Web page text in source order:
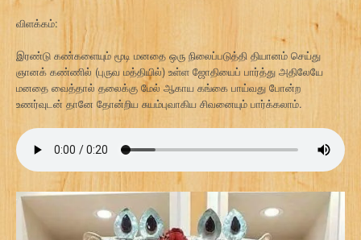
விளக்கம்:
இரண்டு கண்களையும் மூடி மனதை ஒரு நிலைப்படுத்தி தியானம் செய்து
ஞானக் கண்ணில் (புருவ மத்தியில்) உள்ள ஜோதியைப் பார்த்து அதிலேயே
மனதை வைத்தால் தலைக்கு மேல் ஆகாய கங்கை பாய்வது போன்ற
உணர்வுடன் தானே தோன்றிய சுயம்புவாகிய சிவனையும் பார்க்கலாம்.